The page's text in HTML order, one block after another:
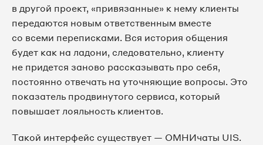
в другой проект, «привязанные» к нему клиенты
передаются новым ответственным вместе
со всеми переписками. Вся история общения
будет как на ладони, следовательно, клиенту
не придется заново рассказывать про себя,
постоянно отвечать на уточняющие вопросы. Это
показатель продвинутого сервиса, который
повышает лояльность клиентов.
Такой интерфейс существует — ОМНИчаты UIS.